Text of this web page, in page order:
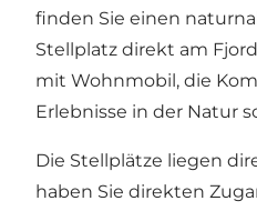
finden Sie einen
Stellplatz direkt am
mit Wohnmobil, die
Erlebnisse in der Natur
Die Stellplätze liegen
haben Sie direkten